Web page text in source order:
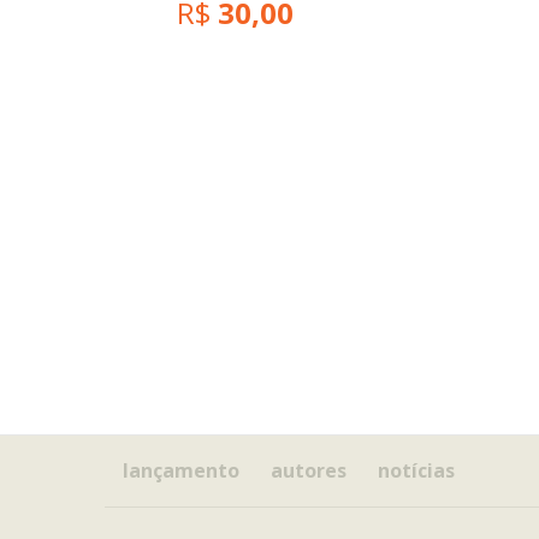
R$ 30,00
lançamento autores notícias